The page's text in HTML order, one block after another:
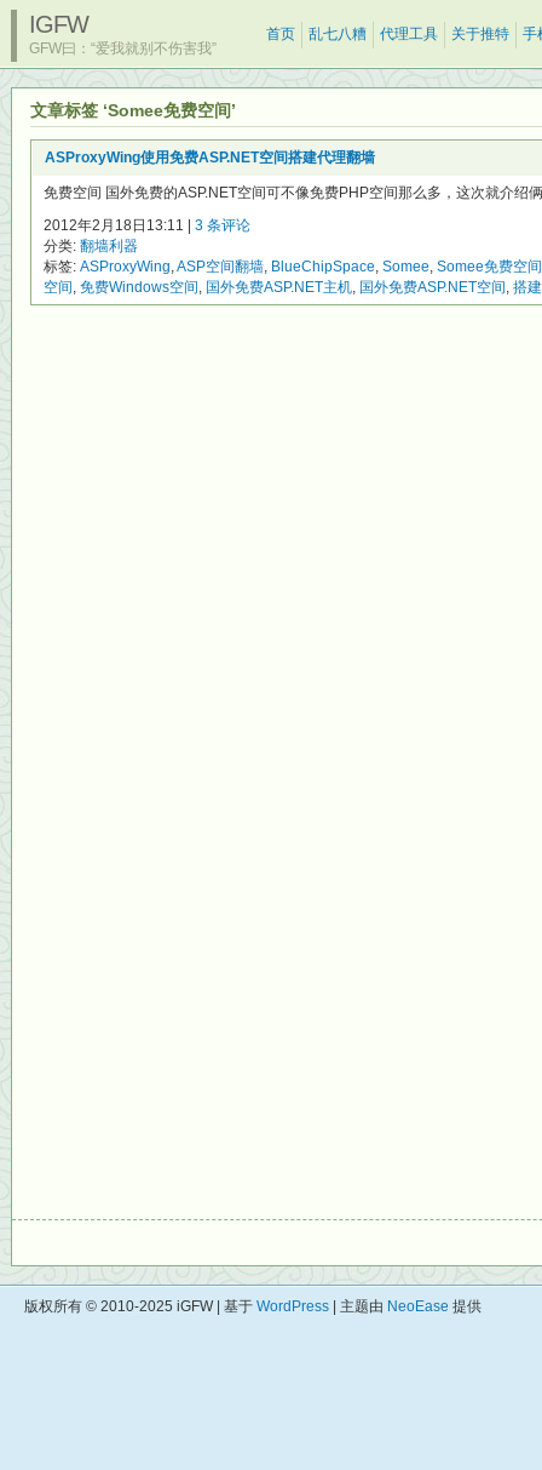
IGFW
GFW曰：“爱我就别不伤害我”
首页 乱七八糟 代理工具 关于推特 手
文章标签 ‘Somee免费空间’
ASProxyWing使用免费ASP.NET空间搭建代理翻墙
免费空间 国外免费的ASP.NET空间可不像免费PHP空间那么多，这次就介
2012年2月18日13:11 | 3 条评论
分类: 翻墙利器
标签: ASProxyWing,ASP空间翻墙, BlueChipSpace, Somee, Somee免费空间
空间, 免费Windows空间, 国外免费ASP.NET主机, 国外免费ASP.NET空间, 搭
版权所有 © 2010-2025 iGFW | 基于 WordPress | 主题由 NeoEase 提供